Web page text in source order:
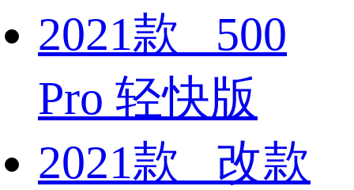
2021款 500
Pro 轻快版
2021款 改款